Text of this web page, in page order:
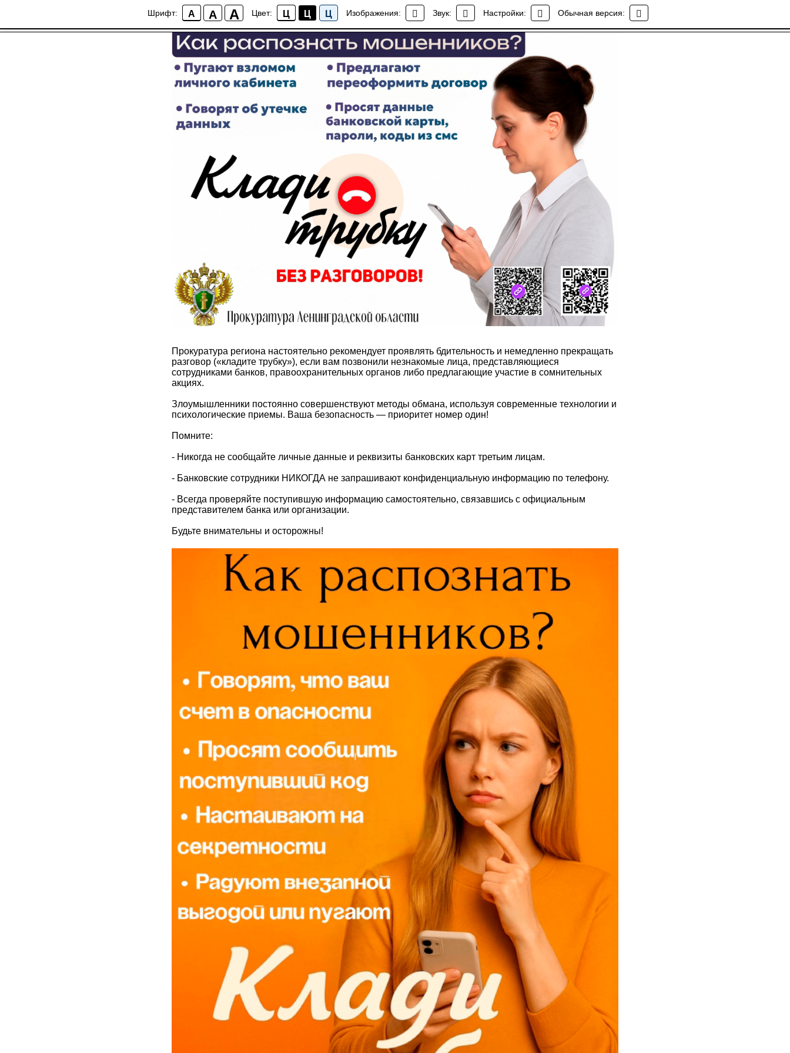
Шрифт: A A A Цвет: Ц Ц Ц Изображения: Звук: Настройки: Обычная версия:
Новости школы
Клади трубку
Прокуратура региона настоятельно рекомендует проявлять бдительность и немедленно прекращать
разговор («кладите трубку»), если вам позвонили незнакомые лица, представляющиеся
сотрудниками банков, правоохранительных органов либо предлагающие участие в сомнительных
акциях.
Злоумышленники постоянно совершенствуют методы обмана, используя современные технологии и
психологические приемы. Ваша безопасность — приоритет номер один!
Помните:
- Никогда не сообщайте личные данные и реквизиты банковских карт третьим лицам.
- Банковские сотрудники НИКОГДА не запрашивают конфиденциальную информацию по телефону.
- Всегда проверяйте поступившую информацию самостоятельно, связавшись с официальным
представителем банка или организации.
Будьте внимательны и осторожны!